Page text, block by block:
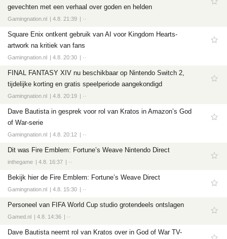
gevechten met een verhaal over goden en helden
Gamingnation.nl 4.8. 21:39 ··
Square Enix ontkent gebruik van AI voor Kingdom Hearts-
artwork na kritiek van fans
Gamingnation.nl 4.8. 20:30 ··
FINAL FANTASY XIV nu beschikbaar op Nintendo Switch 2,
tijdelijke korting en gratis speelperiode aangekondigd
Gamingnation.nl 4.8. 20:19 ··
Dave Bautista in gesprek voor rol van Kratos in Amazon’s God
of War-serie
Gamingnation.nl 4.8. 20:12 ··
Dit was Fire Emblem: Fortune’s Weave Nintendo Direct
inthegame 4.8. 16:37 ··
Bekijk hier de Fire Emblem: Fortune’s Weave Direct
Gamingnation.nl 4.8. 15:30 ··
Personeel van FIFA World Cup studio grotendeels ontslagen
Gamed.nl 4.8. 14:36 ··
Dave Bautista neemt rol van Kratos over in God of War TV-